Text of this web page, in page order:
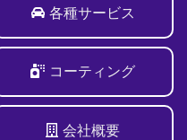
各種サービス
コーティング
会社概要